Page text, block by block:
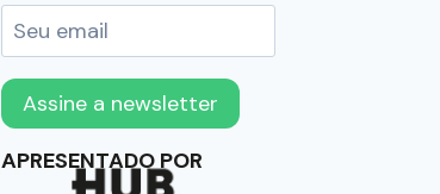
APRESENTADO POR